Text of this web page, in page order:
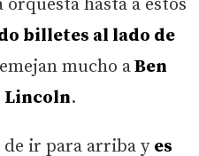
orquesta hasta a estos
billetes al lado de
mucho aBen
Lincoln.
de ir para arriba y es